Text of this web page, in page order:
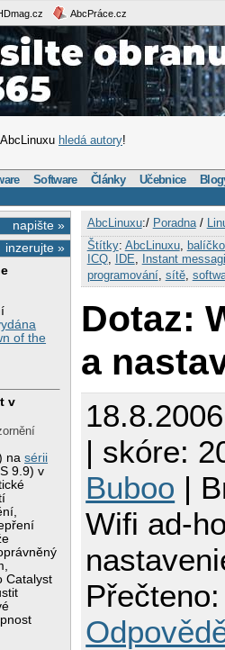
AbcPráce.cz
AbcLinuxu hledá autory!
Software Články Učebnice
napište »
inzerujte »
of the
v
nasérii
9.9) v
Catalyst
AbcLinuxu:/ Poradna/
Štítky: AbcLinuxu,
ICQ, IDE
Instant
programování, sítě,
Dotaz:
a
| skóre:
Buboo |
Wifi ad-